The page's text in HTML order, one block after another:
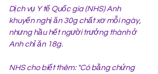
Dịch vụ Y tế Quốc gia (NHS) Anh
khuyến nghị ăn 30g chất xơ mỗi ngày,
nhưng hầu hết người trưởng thành ở
Anh chỉ ăn 18g.
NHS cho biết thêm: "Có bằng chứng